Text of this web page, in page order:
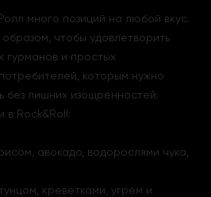
много позиций на любой вкус.
чтобы удовлетворить
гурманов и простых
которым нужно
без лишних изощренностей.
в Rock&Roll:
авокадо, водорослями чука,
креветками, угрем и